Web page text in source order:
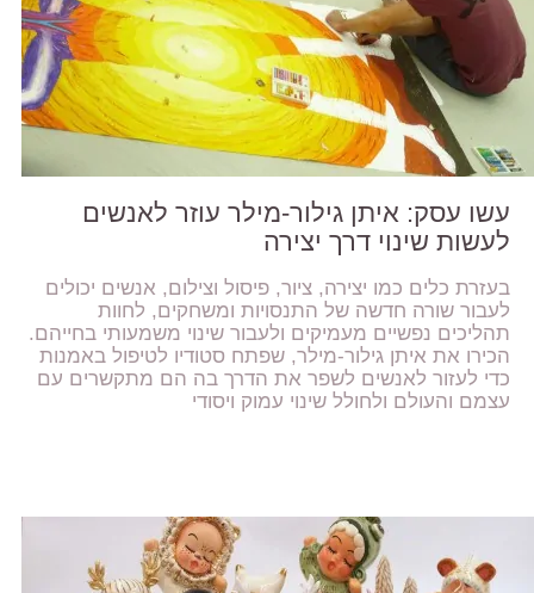
עשו עסק: איתן גילור-מילר עוזר לאנשים
לעשות שינוי דרך יצירה
בעזרת כלים כמו יצירה, ציור, פיסול וצילום, אנשים יכולים
לעבור שורה חדשה של התנסויות ומשחקים, לחוות
תהליכים נפשיים מעמיקים ולעבור שינוי משמעותי בחייהם.
הכירו את איתן גילור-מילר, שפתח סטודיו לטיפול באמנות
כדי לעזור לאנשים לשפר את הדרך בה הם מתקשרים עם
עצמם והעולם ולחולל שינוי עמוק ויסודי